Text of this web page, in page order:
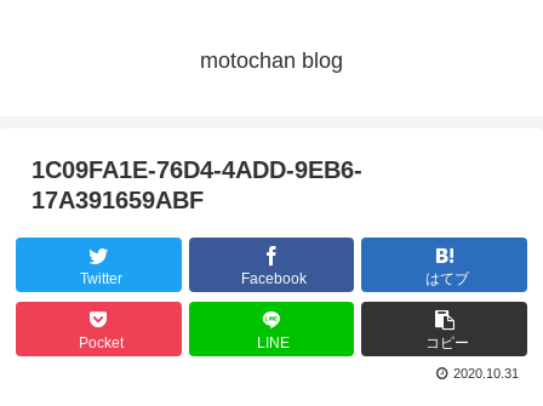
motochan blog
1C09FA1E-76D4-4ADD-9EB6-
17A391659ABF
Twitter Facebook はてブ
Pocket LINE コピー
2020.10.31